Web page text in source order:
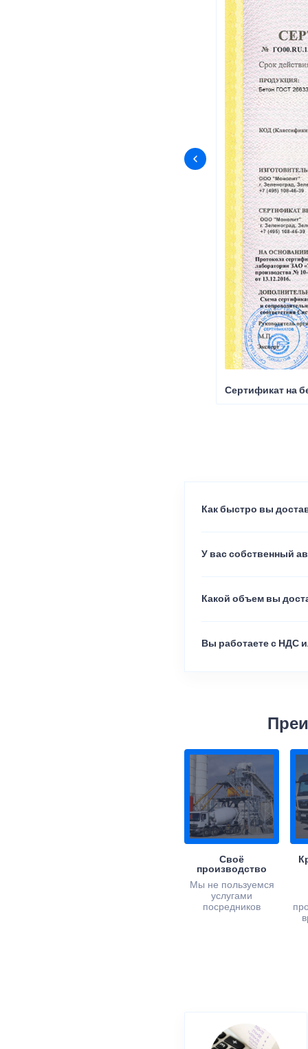
Сертификат на
Как быстро вы
У вас собственный
Какой объем вы
Вы работаете с НДС
Своё
производство
Мы не пользуемся
услугами
посредников